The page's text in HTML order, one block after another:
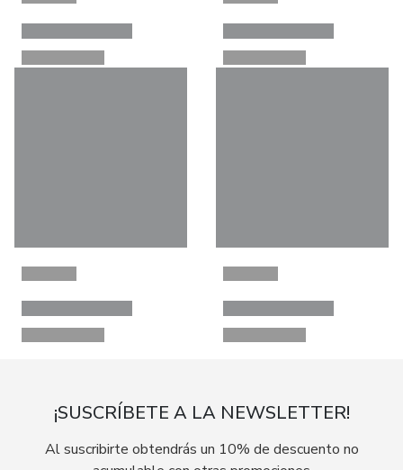
¡SUSCRÍBETE A LA NEWSLETTER!
Al suscribirte obtendrás un 10% de descuento no